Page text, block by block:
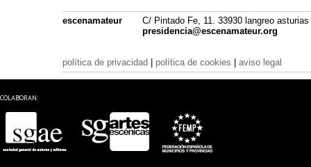
escenamateur
C/ Pintado Fe, 11. 33930 langreo asturias
presidencia@escenamateur.org
política de privacidad política de cookies aviso legal
COLABORAN: